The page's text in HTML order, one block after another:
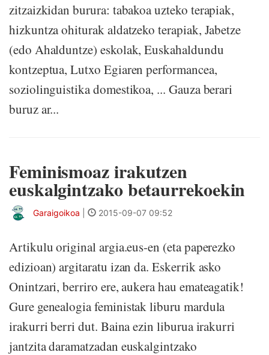
zitzaizkidan burura: tabakoa uzteko terapiak,
hizkuntza ohiturak aldatzeko terapiak, Jabetze
(edo Ahalduntze) eskolak, Euskahaldundu
kontzeptua, Lutxo Egiaren performancea,
soziolinguistika domestikoa, ... Gauza berari
buruz ar...
Feminismoaz irakutzen
euskalgintzako betaurrekoekin
Garaigoikoa 2015-09-07 09:52
Artikulu original argia.eus-en (eta paperezko
edizioan) argitaratu izan da. Eskerrik asko
Onintzari, berriro ere, aukera hau emateagatik!
Gure genealogia feministak liburu mardula
irakurri berri dut. Baina ezin liburua irakurri
jantzita daramatzadan euskalgintzako